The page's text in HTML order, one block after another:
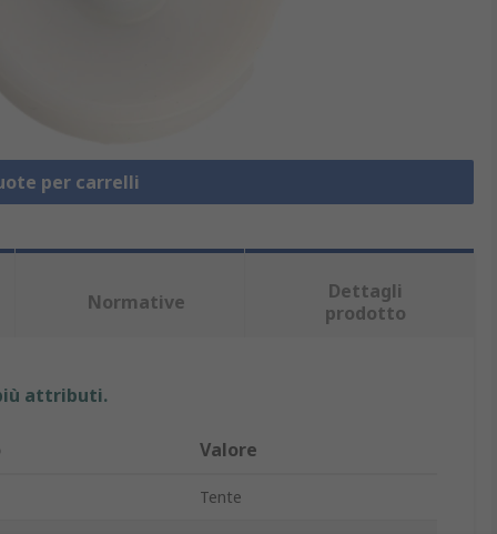
per carrelli
Normative
Dettagli
prodotto
attributi.
Valore
Tente